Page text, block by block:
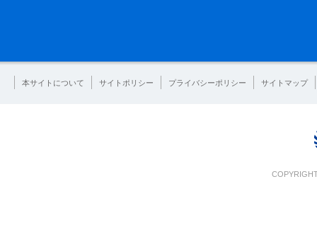
本サイトについて サイトポリシー プライバシーポリシー サイトマップ